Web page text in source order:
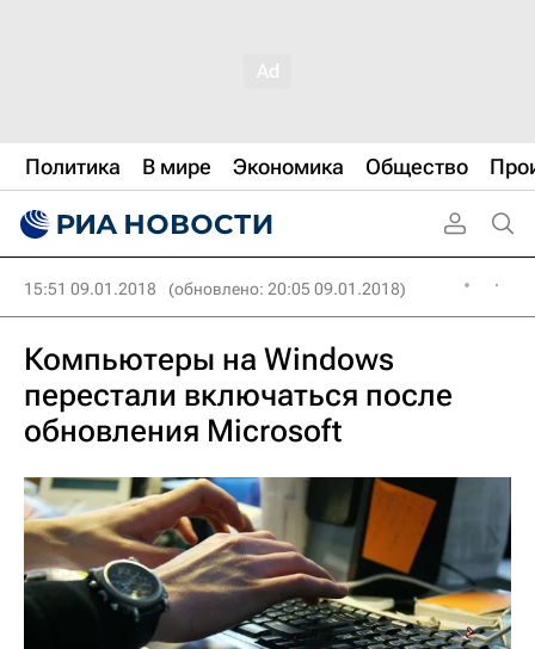
Политика В мире Экономика Общество
15:51 09.01.2018 (обновлено: 20:05 09.01.2018)
Компьютеры на Windows
перестали включаться после
обновления Microsoft